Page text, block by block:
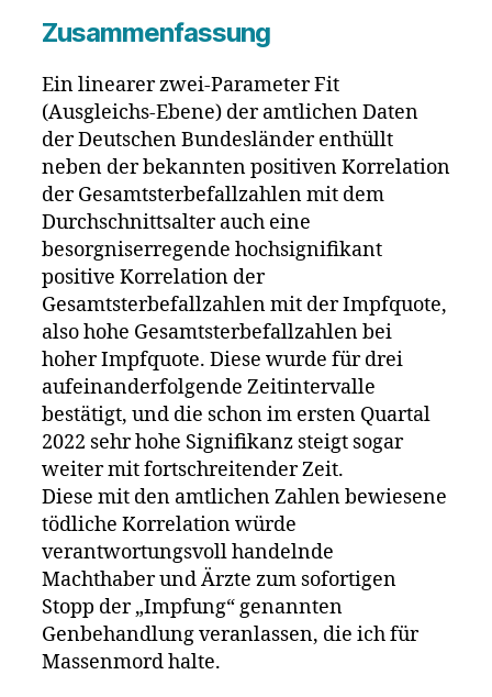
Zusammenfassung
Ein linearer zwei-Parameter Fit
(Ausgleichs-Ebene) der amtlichen Daten
der Deutschen Bundesländer enthüllt
neben der bekannten positiven Korrelation
der Gesamtsterbefallzahlen mit dem
Durchschnittsalter auch eine
besorgniserregende hochsignifikant
positive Korrelation der
Gesamtsterbefallzahlen mit der Impfquote,
also hohe Gesamtsterbefallzahlen bei
hoher Impfquote. Diese wurde für drei
aufeinanderfolgende Zeitintervalle
bestätigt, und die schon im ersten Quartal
2022 sehr hohe Signifikanz steigt sogar
weiter mit fortschreitender Zeit.
Diese mit den amtlichen Zahlen bewiesene
tödliche Korrelation würde
verantwortungsvoll handelnde
Machthaber und Ärzte zum sofortigen
Stopp der „Impfung“ genannten
Genbehandlung veranlassen, die ich für
Massenmord halte.